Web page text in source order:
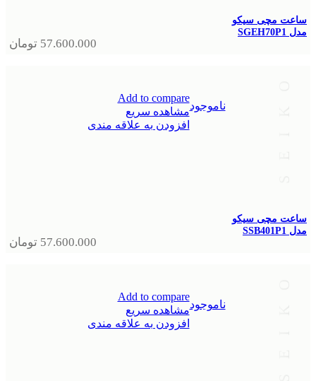
ساعت مچی سیکو
مدل SGEH70P1
57.600.000 تومان
ناموجود
Add to compare
مشاهده سریع
افزودن به علاقه مندی
ساعت مچی سیکو
مدل SSB401P1
57.600.000 تومان
ناموجود
Add to compare
مشاهده سریع
افزودن به علاقه مندی